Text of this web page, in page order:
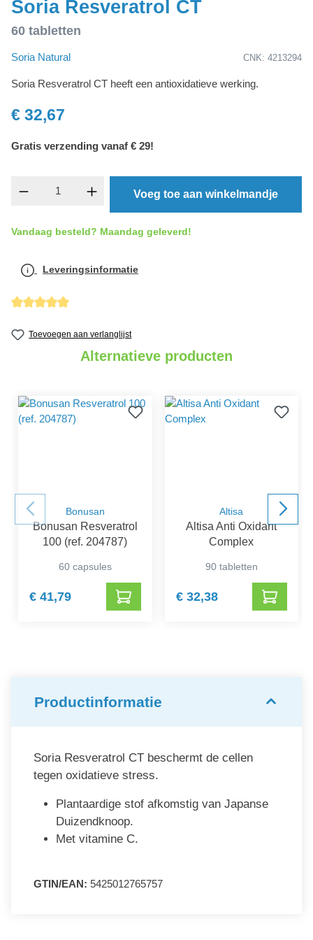
Soria Resveratrol CT
60 tabletten
Soria Natural CNK: 4213294
Soria Resveratrol CT heeft een antioxidatieve werking.
€ 32,67
Gratis verzending vanaf € 29!
Producthoeveelheid: Voer de gewenste
Voeg toe aan winkelmandje
Vandaag besteld? Maandag geleverd!
Leveringsinformatie
Toevoegen aan verlanglijst
Alternatieve producten
Bonusan
Bonusan Resveratrol
100 (ref. 204787)
60 capsules
€ 41,79
Altisa
Altisa Anti Oxidant
Complex
90 tabletten
€ 32,38
Productinformatie
Soria Resveratrol CT beschermt de cellen
tegen oxidatieve stress.
Plantaardige stof afkomstig van Japanse
Duizendknoop.
Met vitamine C.
GTIN/EAN: 5425012765757